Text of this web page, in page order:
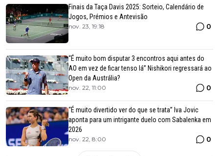
Finais da Taça Davis 2025: Sorteio, Calendário de
Jogos, Prémios e Antevisão
nov. 23, 19:18 0
“É muito bom disputar 3 encontros aqui antes do
AO em vez de ficar tenso lá” Nishikori regressará ao
Open da Austrália?
nov. 22, 11:00 0
“É muito divertido ver do que se trata” Iva Jovic
aponta para um intrigante duelo com Sabalenka em
2026
nov. 22, 8:00 0